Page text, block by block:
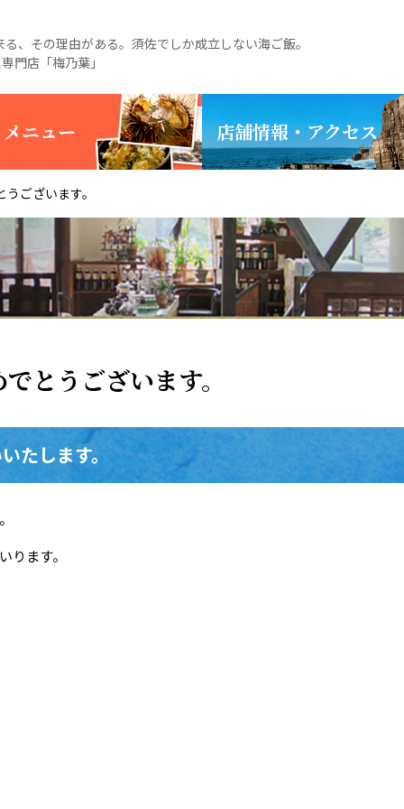
その理由がある。須佐でしか成立しない海ご飯。
門店「梅乃葉」
ニュー 店舗情報・アクセス
ございます。
とうございます。
たします。
ります。